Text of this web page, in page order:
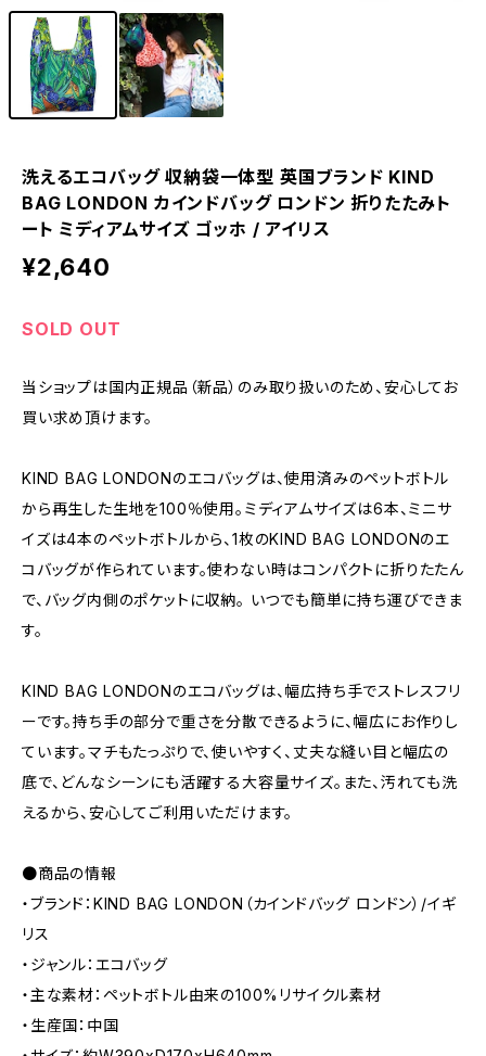
洗えるエコバッグ 収納袋一体型 英国ブランド KIND
BAG LONDON カインドバッグ ロンドン 折りたたみト
ート ミディアムサイズ ゴッホ / アイリス
¥2,640
SOLD OUT
当ショップは国内正規品（新品）のみ取り扱いのため、安心してお
買い求め頂けます。
KIND BAG LONDONのエコバッグは、使用済みのペットボトル
から再生した生地を100％使用。ミディアムサイズは6本、ミニサ
イズは4本のペットボトルから、1枚のKIND BAG LONDONのエ
コバッグが作られています。使わない時はコンパクトに折りたたん
で、バッグ内側のポケットに収納。 いつでも簡単に持ち運びできま
す。
KIND BAG LONDONのエコバッグは、幅広持ち手でストレスフリ
ーです。持ち手の部分で重さを分散できるように、幅広にお作りし
ています。マチもたっぷりで、使いやすく、丈夫な縫い目と幅広の
底で、どんなシーンにも活躍する大容量サイズ。また、汚れても洗
えるから、安心してご利用いただけます。
●商品の情報
・ブランド：KIND BAG LONDON（カインドバッグ ロンドン）/イギ
リス
・ジャンル：エコバッグ
・主な素材：ペットボトル由来の100%リサイクル素材
・生産国：中国